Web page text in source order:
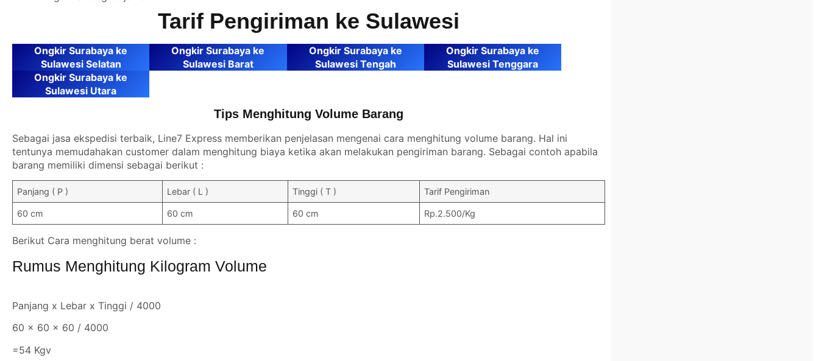
Tarif Pengiriman ke Sulawesi
Ongkir Surabaya ke
Sulawesi Selatan
Ongkir Surabaya ke
Sulawesi Barat
Ongkir Surabaya ke
Sulawesi Tengah
Ongkir Surabaya ke
Sulawesi Tenggara
Ongkir Surabaya ke
Sulawesi Utara
Tips Menghitung Volume Barang
Sebagai jasa ekspedisi terbaik, Line7 Express memberikan penjelasan mengenai cara menghitung volume barang. Hal ini
tentunya memudahakan customer dalam menghitung biaya ketika akan melakukan pengiriman barang. Sebagai contoh apabila
barang memiliki dimensi sebagai berikut :
Panjang ( P ) Lebar ( L ) Tinggi ( T ) Tarif Pengiriman
60 cm 60 cm 60 cm Rp.2.500/Kg
Berikut Cara menghitung berat volume :
Rumus Menghitung Kilogram Volume
Panjang x Lebar x Tinggi / 4000
60 x 60 x 60 / 4000
=54 Kgv